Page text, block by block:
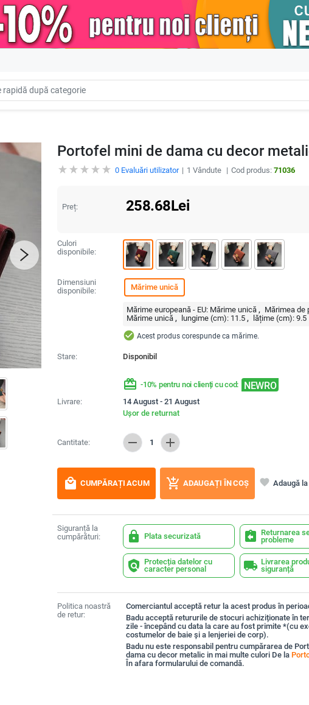
Portofel mini de dama cu decor
0Evaluări utilizator 1 Vândute Cod produs: 71036
Preț: 258.68Lei
Culori
disponibile:
Dimensiuni
disponibile:
Mărime unică
Mărime europeană - EU: Mărime unică
Mărimea de
Mărime unică
lungime (cm): 11.5 lățime (cm): 9.5
check_circle Acest produs corespunde ca mărime.
Stare: Disponibil
redeem -10% pentru noi clienți cu cod: NEWRO
Livrare:
14 August - 21 August
Ușor de returnat
Cantitate: remove 1 add
local_mall CUMPĂRAȚI ACUM add_shopping_cart ADAUGAȚI ÎN COȘ favorite Adaugă
Siguranță la
cumpărături:
lock Plata securizată assignment_return Returnarea
probleme
policy Protecția datelor cu
caracter personal
local_shipping Livrarea
siguranță
Politica noastră
de retur:
Comerciantul acceptă retur la acest produs în
Badu acceptă retururile de stocuri achiziționate în
zile - începând cu data la care au fost primite *(cu
costumelor de baie și a lenjeriei de corp).
Badu nu este responsabil pentru cumpărarea de
dama cu decor metalic in mai multe culori De la
În afara formularului de comandă.